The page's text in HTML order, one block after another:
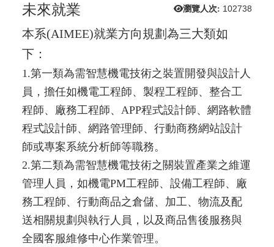
瀏覽人次: 102738
未來就業
本系(AIMEE)就業方向規劃為三大類如
下：
1.第一類為需智慧機電技術之裝置開發與設計人
員，擔任如機電工程師、製程工程師、整合工
程師、廠務工程師、APP程式設計師、網路軟體
程式設計師、網路管理師、行動商務網站設計
師或專案系統分析師等職務。
2.第二類為需智慧機電技術之關裝置產業之維運
管理人員，如機電PM工程師、設備工程師、廠
務工程師、行動商品之倉儲、加工、物流及配
送相關規劃與執行人員，以及商品售後服務與
全國客服維修中心作業管理。